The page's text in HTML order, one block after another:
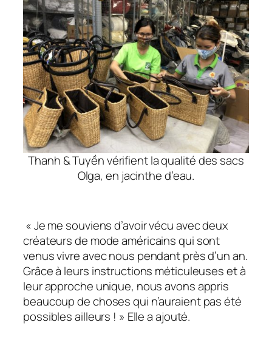
Thanh & Tuyền vérifient la qualité des sacs
Olga, en jacinthe d’eau.
« Je me souviens d’avoir vécu avec deux
créateurs de mode américains qui sont
venus vivre avec nous pendant près d’un an.
Grâce à leurs instructions méticuleuses et à
leur approche unique, nous avons appris
beaucoup de choses qui n’auraient pas été
possibles ailleurs ! » Elle a ajouté.